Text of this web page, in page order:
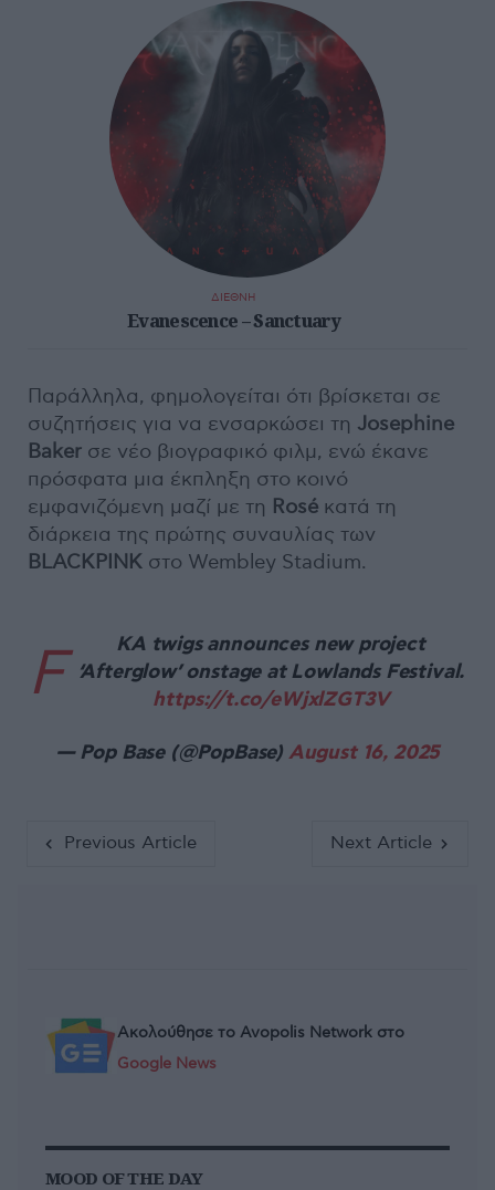
ΔΙΕΘΝΗ
Evanescence – Sanctuary
Παράλληλα, φημολογείται ότι βρίσκεται σε
συζητήσεις για να ενσαρκώσει τη Josephine
Baker σε νέο βιογραφικό φιλμ, ενώ έκανε
πρόσφατα μια έκπληξη στο κοινό
εμφανιζόμενη μαζί με τη Rosé κατά τη
διάρκεια της πρώτης συναυλίας των
BLACKPINK στο Wembley Stadium.
F
KA twigs announces new project
‘Afterglow’ onstage at Lowlands Festival.
https://t.co/eWjxlZGT3V
— Pop Base (@PopBase) August 16, 2025
Previous Article Next Article
Ακολούθησε το Avopolis Network στο
Google News
MOOD OF THE DAY